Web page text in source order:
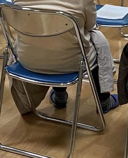
ン
コ
ン
テ
ン
ツ
へ
移
動